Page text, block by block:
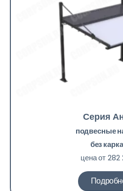
Серия
подвесные
без
цена от 282